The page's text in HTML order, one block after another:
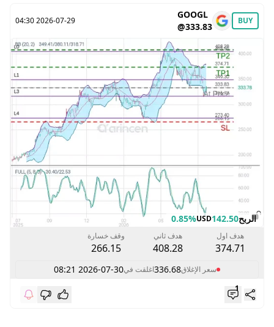
BUY
GOOGL
@333.83
2026-07-29 04:30
الربح142.50
USD
0.85%
هدف اول
374.71
هدف ثاني
408.28
وقف خسارة
266.15
سعر الإغلاق336.68اغلقت في2026-07-30 08:21
1